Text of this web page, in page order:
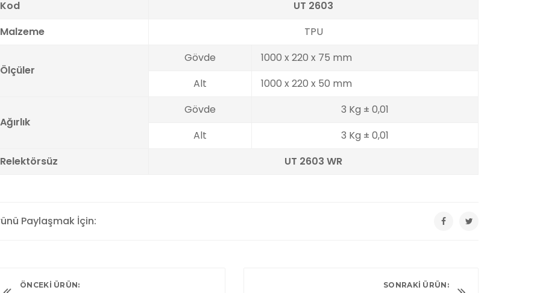
Kod
UT 2603
Malzeme
TPU
Ölçüler
Gövde
1000 x 220 x 75 mm
Alt
1000 x 220 x 50 mm
Ağırlık
Gövde
3 Kg ± 0,01
Alt
3 Kg ± 0,01
Relektörsüz
UT 2603 WR
Paylaşmak İçin:
ÖNCEKI ÜRÜN: SONRAKI ÜRÜN: